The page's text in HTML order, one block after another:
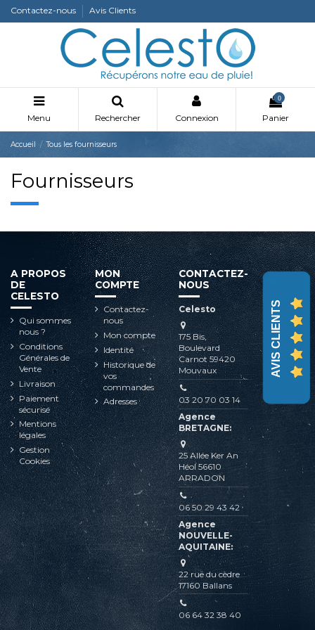
Contactez-nous Avis Clients
Menu Rechercher Connexion
0
Panier
Accueil Tous les fournisseurs
Fournisseurs
A PROPOS
DE
CELESTO
Qui sommes
nous ?
Conditions
Générales de
Vente
Livraison
Paiement
sécurisé
Mentions
légales
Gestion
Cookies
MON
COMPTE
Contactez-
nous
Mon compte
Identité
Historique de
vos
commandes
Adresses
CONTACTEZ-
NOUS
Celesto
175 Bis,
Boulevard
Carnot 59420
Mouvaux
03 20 70 03 14
Agence
BRETAGNE:
25 Allée Ker An
Héol 56610
ARRADON
06 50 29 43 42
Agence
NOUVELLE-
AQUITAINE:
22 rue du cèdre
17160 Ballans
06 64 32 38 40
AVIS CLIENTS